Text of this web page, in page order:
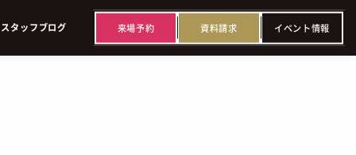
来場予約 資料請求 イベン ト情報
スタッフブログ